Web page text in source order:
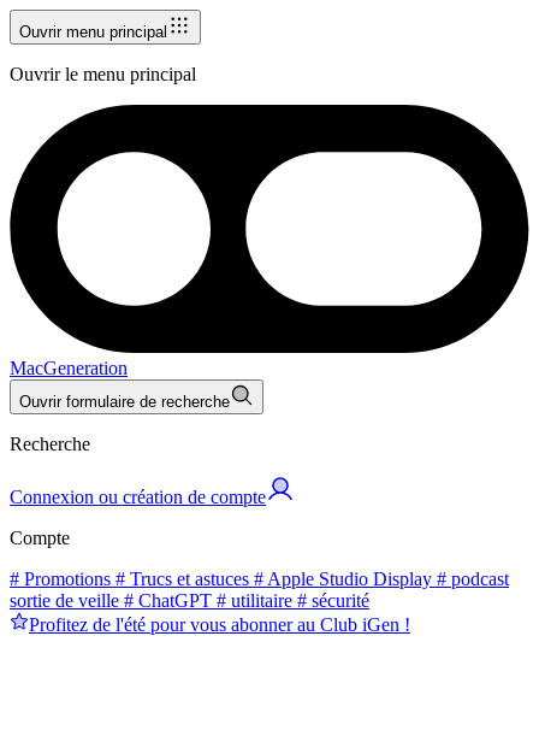
Ouvrir menu principal
Ouvrir le menu principal
MacGeneration
Ouvrir formulaire de recherche
Recherche
Connexion ou création de compte
Compte
# Promotions # Trucs et astuces # Apple Studio Display # podcast
sortie de veille # ChatGPT # utilitaire # sécurité
Profitez de l'été pour vous abonner au Club iGen !